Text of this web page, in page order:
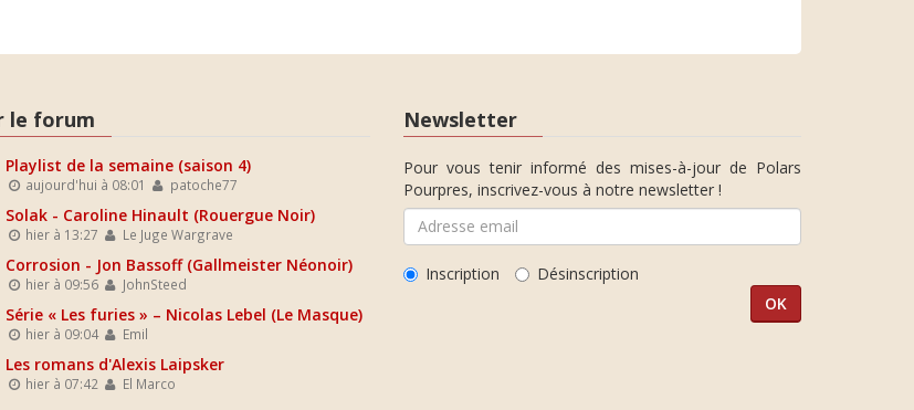
le forum
Playlist de la semaine (saison 4)
aujourd'hui à 08:01 patoche77
Solak - Caroline Hinault (Rouergue Noir)
hier à 13:27 Le Juge Wargrave
Corrosion - Jon Bassoff (Gallmeister Néonoir)
hier à 09:56 JohnSteed
Série « Les furies » – Nicolas Lebel (Le Masque)
hier à 09:04 Emil
Les romans d'Alexis Laipsker
hier à 07:42 El Marco
Newsletter
Pour vous tenir informé des mises-à-jour de Polars
Pourpres, inscrivez-vous à notre newsletter !
Inscription Désinscription